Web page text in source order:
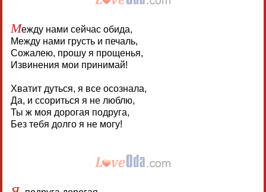
Между нами сейчас обида,
Между нами грусть и печаль,
Сожалею, прошу я прощенья,
Извинения мои принимай!
Хватит дуться, я все осознала,
Да, и ссориться я не люблю,
Ты ж моя дорогая подруга,
Без тебя долго я не могу!